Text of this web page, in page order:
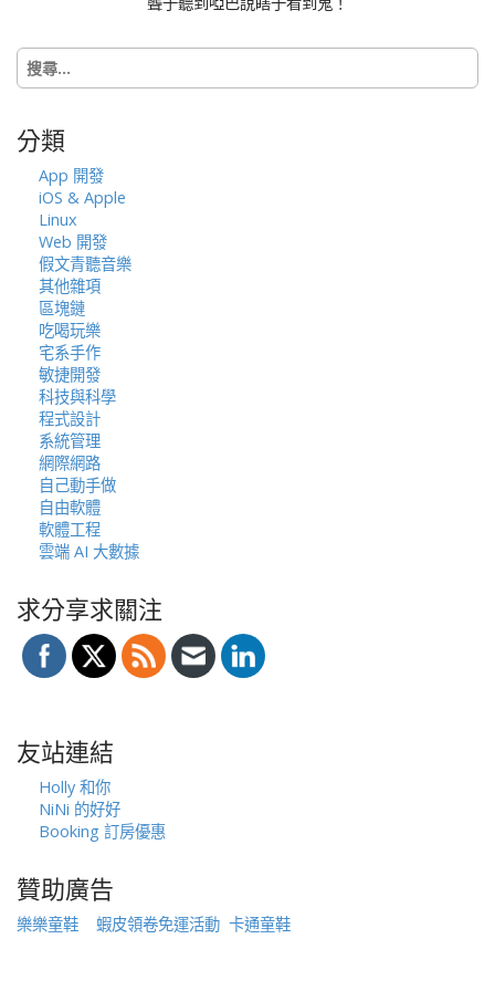
i
o
n
搜
尋
字:
分類
App 開發
iOS & Apple
Linux
Web 開發
假文青聽音樂
其他雜項
區塊鏈
吃喝玩樂
宅系手作
敏捷開發
科技與科學
程式設計
系統管理
網際網路
自己動手做
自由軟體
軟體工程
雲端 AI 大數據
求分享求關注
友站連結
Holly 和你
NiNi 的好好
Booking 訂房優惠
贊助廣告
樂樂童鞋 蝦皮領卷免運活動 卡通童鞋